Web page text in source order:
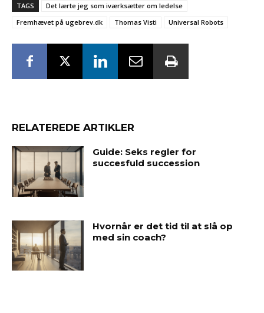
TAGS
Det lærte jeg som iværksætter om ledelse
Fremhævet på ugebrev.dk
Thomas Visti Universal Robots
RELATEREDE ARTIKLER
Guide: Seks regler for
succesfuld succession
Hvornår er det tid til at slå op
med sin coach?